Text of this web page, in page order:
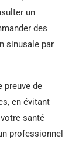
un
des
sinusale par
preuve de
en évitant
santé
professionnel